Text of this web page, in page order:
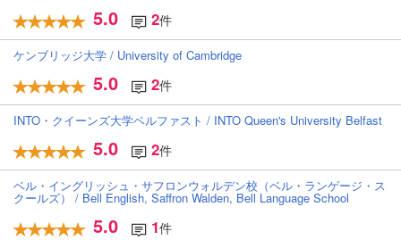
5.0 2件
ケンブリッジ大学 / University of Cambridge
5.0 2件
INTO・クイーンズ大学ベルファスト / INTO Queen's University Belfast
5.0 2件
ベル・イングリッシュ・サフロンウォルデン校（ベル・ランゲージ・ス
クールズ） / Bell English, Saffron Walden, Bell Language School
5.0 1件